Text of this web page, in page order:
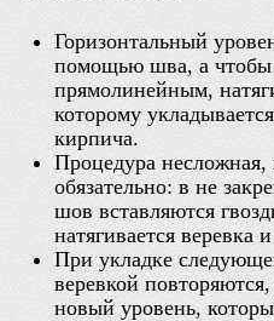
Горизонтальный
помощью шва, а чтобы
прямолинейным,
которому
кирпича.
Процедура несложная,
обязательно: в не
шов вставляются
натягивается веревка
При укладке
веревкой
новый уровень,